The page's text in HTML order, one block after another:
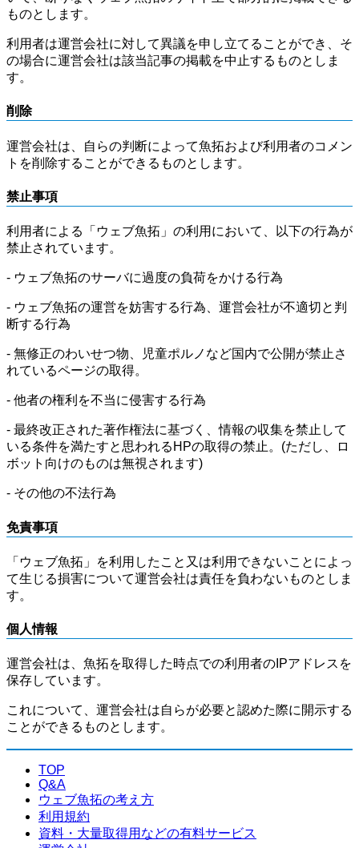
ものとします。
利用者は運営会社に対して異議を申し立てることができ、そ
の場合に運営会社は該当記事の掲載を中止するものとしま
す。
削除
運営会社は、自らの判断によって魚拓および利用者のコメン
トを削除することができるものとします。
禁止事項
利用者による「ウェブ魚拓」の利用において、以下の行為が
禁止されています。
- ウェブ魚拓のサーバに過度の負荷をかける行為
- ウェブ魚拓の運営を妨害する行為、運営会社が不適切と判
断する行為
- 無修正のわいせつ物、児童ポルノなど国内で公開が禁止さ
れているページの取得。
- 他者の権利を不当に侵害する行為
- 最終改正された著作権法に基づく、情報の収集を禁止して
いる条件を満たすと思われるHPの取得の禁止。(ただし、ロ
ボット向けのものは無視されます)
- その他の不法行為
免責事項
「ウェブ魚拓」を利用したこと又は利用できないことによっ
て生じる損害について運営会社は責任を負わないものとしま
す。
個人情報
運営会社は、魚拓を取得した時点での利用者のIPアドレスを
保存しています。
これについて、運営会社は自らが必要と認めた際に開示する
ことができるものとします。
TOP
Q&A
ウェブ魚拓の考え方
利用規約
資料・大量取得用などの有料サービス